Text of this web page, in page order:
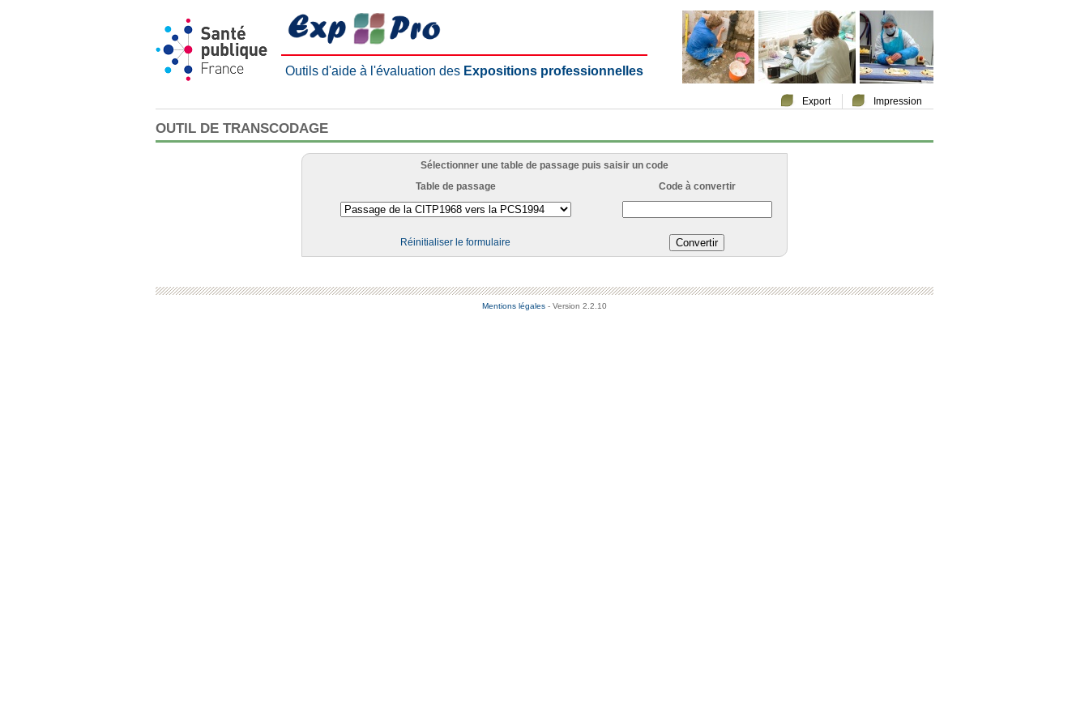
Outils d'aide à l'évaluation des Expositions professionnelles
Export Impression
OUTIL DE TRANSCODAGE
Sélectionner une table de passage puis saisir un code
Table de passage
Code à convertir
Réinitialiser le formulaire
Mentions légales - Version 2.2.10